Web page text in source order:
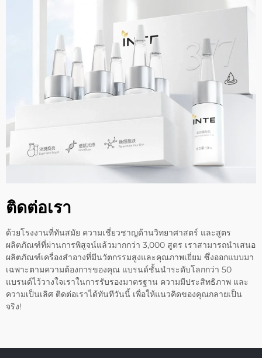
ติดต่อเรา
ด้วยโรงงานที่ทันสมัย ความเชี่ยวชาญด้านวิทยาศาสตร์ และสูตร
ผลิตภัณฑ์ที่ผ่านการพิสูจน์แล้วมากกว่า 3,000 สูตร เราสามารถนำเสนอ
ผลิตภัณฑ์เครื่องสำอางที่มีนวัตกรรมสูงและคุณภาพเยี่ยม ซึ่งออกแบบมา
เฉพาะตามความต้องการของคุณ แบรนด์ชั้นนำระดับโลกกว่า 50
แบรนด์ไว้วางใจเราในการรับรองมาตรฐาน ความมีประสิทธิภาพ และ
ความเป็นเลิศ ติดต่อเราได้ทันทีวันนี้ เพื่อให้แนวคิดของคุณกลายเป็น
จริง!